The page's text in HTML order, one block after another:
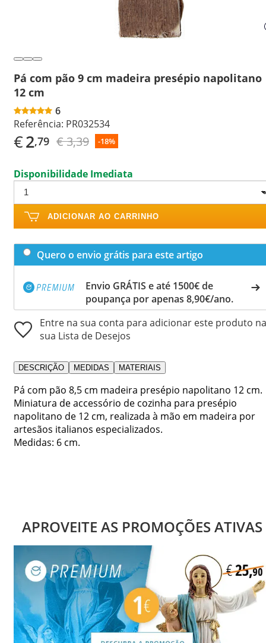
Pá com pão 9 cm madeira presépio napolitano
12 cm
6
Referência: PR032534
€2,79 € 3,39 -18%
Disponibilidade Imediata
ADICIONAR AO CARRINHO
Quero o envio grátis para este artigo
Envio GRÁTIS e até 1500€ de
poupança por apenas 8,90€/ano.
Entre na sua conta para adicionar este produto na
sua Lista de Desejos
DESCRIÇÃO MEDIDAS MATERIAIS
Pá com pão 8,5 cm madeira presépio napolitano 12 cm.
Miniatura de accessório de cozinha para presépio
napolitano de 12 cm, realizada à mão em madeira por
artesãos italianos especializados.
Medidas: 6 cm.
APROVEITE AS PROMOÇÕES ATIVAS